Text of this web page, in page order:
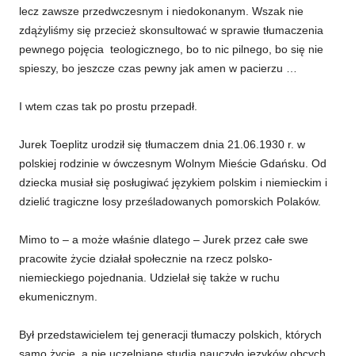
lecz zawsze przedwczesnym i niedokonanym. Wszak nie
zdążyliśmy się przecież skonsultować w sprawie tłumaczenia
pewnego pojęcia teologicznego, bo to nic pilnego, bo się nie
spieszy, bo jeszcze czas pewny jak amen w pacierzu …
I wtem czas tak po prostu przepadł.
Jurek Toeplitz urodził się tłumaczem dnia 21.06.1930 r. w
polskiej rodzinie w ówczesnym Wolnym Mieście Gdańsku. Od
dziecka musiał się posługiwać językiem polskim i niemieckim i
dzielić tragiczne losy prześladowanych pomorskich Polaków.
Mimo to – a może właśnie dlatego – Jurek przez całe swe
pracowite życie działał społecznie na rzecz polsko-
niemieckiego pojednania. Udzielał się także w ruchu
ekumenicznym.
Był przedstawicielem tej generacji tłumaczy polskich, których